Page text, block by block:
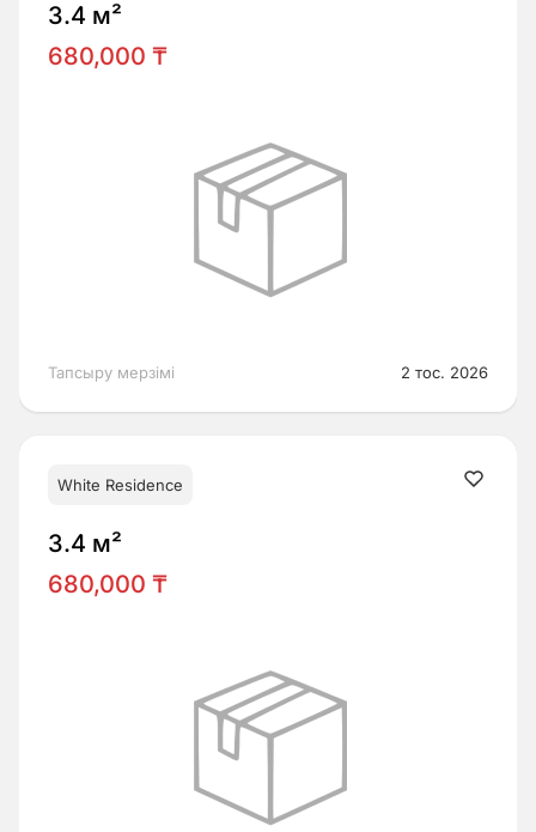
3.4 м²
680,000 ₸
Тапсыру мерзімі 2 тос. 2026
White Residence
3.4 м²
680,000 ₸